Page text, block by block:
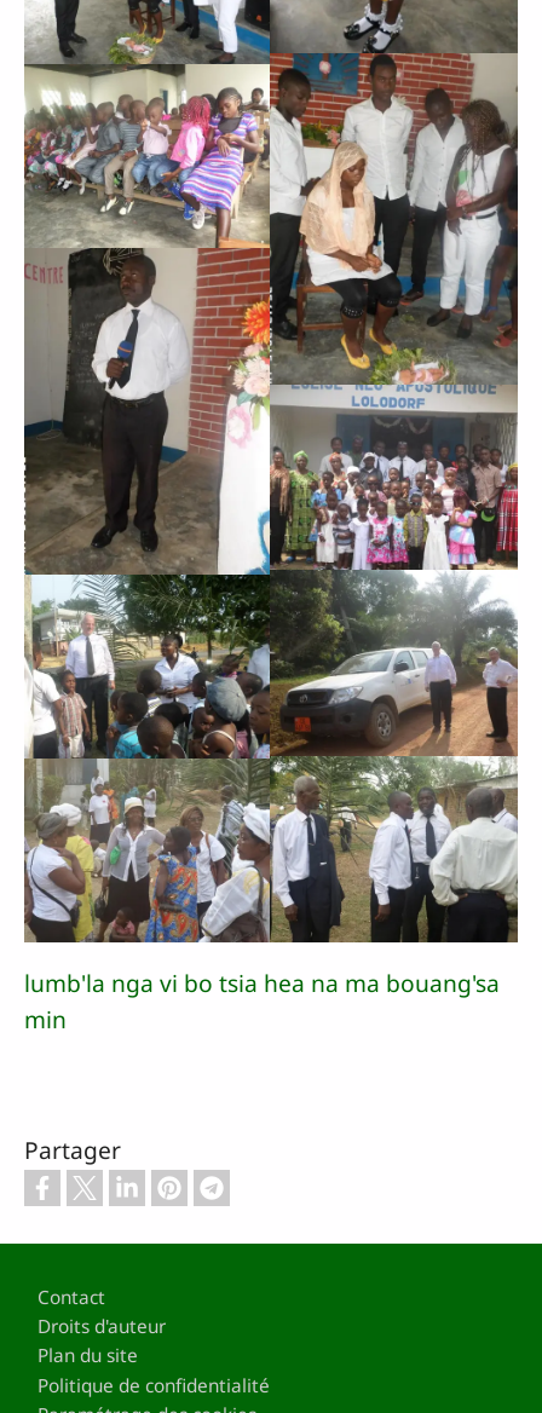
lumb'la nga vi bo tsia hea na ma bouang'sa
min
Partager
Pied de page
Contact
Droits d'auteur
Plan du site
Politique de confidentialité